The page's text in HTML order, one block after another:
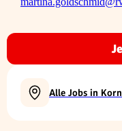
Alle Jobs in